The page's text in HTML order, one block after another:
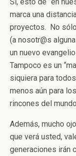
marca una
proyectos. No
(a nosotr@s
un nuevo
Tampoco es un
siquiera para
menos aún para
rincones del
Además, mucho
que verá usted,
generaciones irán